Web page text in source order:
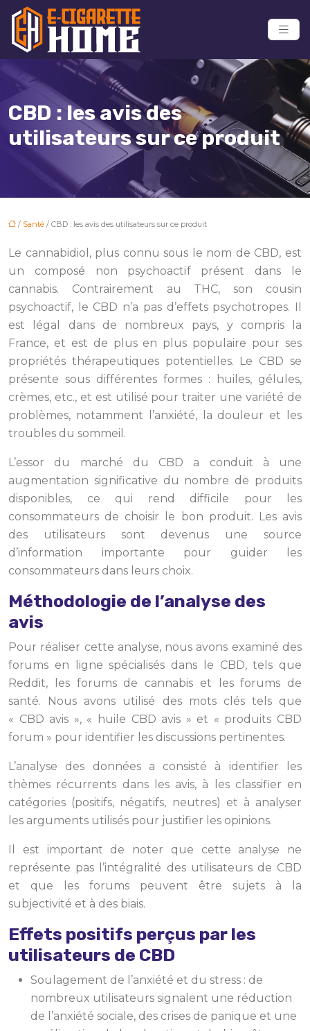
CBD : les avis des
utilisateurs sur ce produit
/ Santé / CBD : les avis des utilisateurs sur ce produit
Le cannabidiol, plus connu sous le nom de CBD, est
un composé non psychoactif présent dans le
cannabis. Contrairement au THC, son cousin
psychoactif, le CBD n’a pas d’effets psychotropes. Il
est légal dans de nombreux pays, y compris la
France, et est de plus en plus populaire pour ses
propriétés thérapeutiques potentielles. Le CBD se
présente sous différentes formes : huiles, gélules,
crèmes, etc., et est utilisé pour traiter une variété de
problèmes, notamment l’anxiété, la douleur et les
troubles du sommeil.
L’essor du marché du CBD a conduit à une
augmentation significative du nombre de produits
disponibles, ce qui rend difficile pour les
consommateurs de choisir le bon produit. Les avis
des utilisateurs sont devenus une source
d’information importante pour guider les
consommateurs dans leurs choix.
Méthodologie de l’analyse des
avis
Pour réaliser cette analyse, nous avons examiné des
forums en ligne spécialisés dans le CBD, tels que
Reddit, les forums de cannabis et les forums de
santé. Nous avons utilisé des mots clés tels que
« CBD avis », « huile CBD avis » et « produits CBD
forum » pour identifier les discussions pertinentes.
L’analyse des données a consisté à identifier les
thèmes récurrents dans les avis, à les classifier en
catégories (positifs, négatifs, neutres) et à analyser
les arguments utilisés pour justifier les opinions.
Il est important de noter que cette analyse ne
représente pas l’intégralité des utilisateurs de CBD
et que les forums peuvent être sujets à la
subjectivité et à des biais.
Effets positifs perçus par les
utilisateurs de CBD
Soulagement de l’anxiété et du stress : de
nombreux utilisateurs signalent une réduction
de l’anxiété sociale, des crises de panique et une